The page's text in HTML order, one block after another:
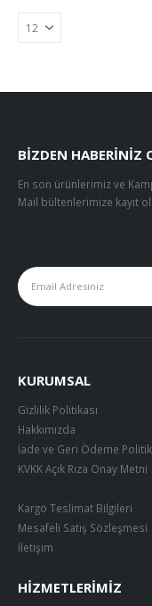
BIZDEN HABERINIZ
En son ürünlerimiz ve
Mail bültenlerimize kayıt
KURUMSAL
Gizlilik Politikası
Hakkımızda
İade ve Geri Ödeme
KVKK Açık Rıza Onay Metni
Kargo Teslimat Bilgileri
Mesafeli Satış Sözleşmesi
İletişim
HIZMETLERIMIZ